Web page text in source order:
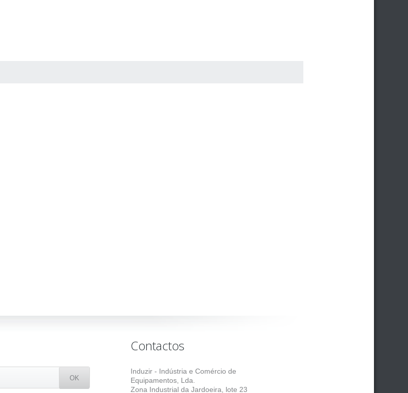
Contactos
Induzir - Indústria e Comércio de
Equipamentos, Lda.
Zona Industrial da Jardoeira, lote 23